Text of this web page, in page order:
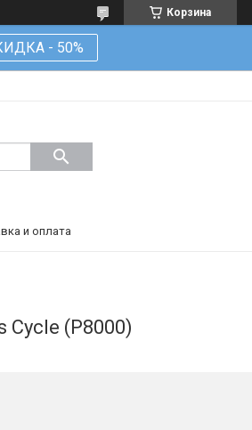
Корзина
- 50%
и оплата
Cycle (P8000)